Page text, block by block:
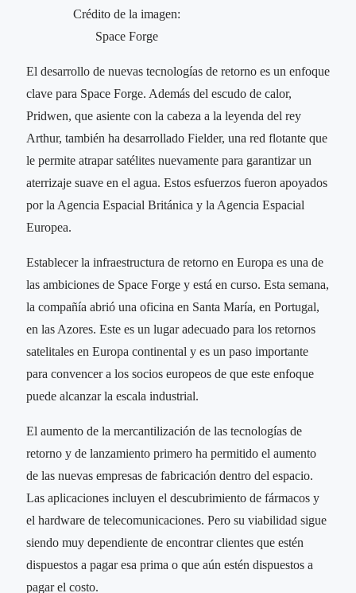
Crédito de la imagen:
Space Forge
El desarrollo de nuevas tecnologías de retorno es un enfoque
clave para Space Forge. Además del escudo de calor,
Pridwen, que asiente con la cabeza a la leyenda del rey
Arthur, también ha desarrollado Fielder, una red flotante que
le permite atrapar satélites nuevamente para garantizar un
aterrizaje suave en el agua. Estos esfuerzos fueron apoyados
por la Agencia Espacial Británica y la Agencia Espacial
Europea.
Establecer la infraestructura de retorno en Europa es una de
las ambiciones de Space Forge y está en curso. Esta semana,
la compañía abrió una oficina en Santa María, en Portugal,
en las Azores. Este es un lugar adecuado para los retornos
satelitales en Europa continental y es un paso importante
para convencer a los socios europeos de que este enfoque
puede alcanzar la escala industrial.
El aumento de la mercantilización de las tecnologías de
retorno y de lanzamiento primero ha permitido el aumento
de las nuevas empresas de fabricación dentro del espacio.
Las aplicaciones incluyen el descubrimiento de fármacos y
el hardware de telecomunicaciones. Pero su viabilidad sigue
siendo muy dependiente de encontrar clientes que estén
dispuestos a pagar esa prima o que aún estén dispuestos a
pagar el costo.